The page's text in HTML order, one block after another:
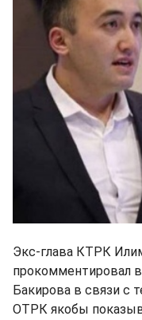
Экс-глава КТРК
прокомментировал
Бакирова в связи с
ОТРК якобы